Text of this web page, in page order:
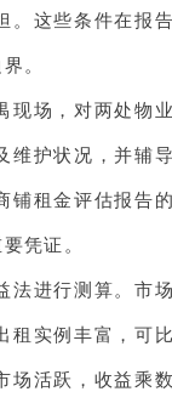
。这些条件在报
。
现场，对两处物
维护状况，并辅
铺租金评估报告
凭证。
法进行测算。市
租实例丰富，可
场活跃，收益乘